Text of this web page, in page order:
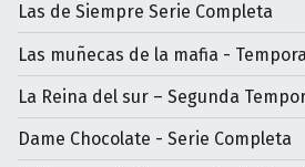
Las de Siempre Serie Completa
Las muñecas de la mafia -
La Reina del sur – Segunda
Dame Chocolate - Serie Completa